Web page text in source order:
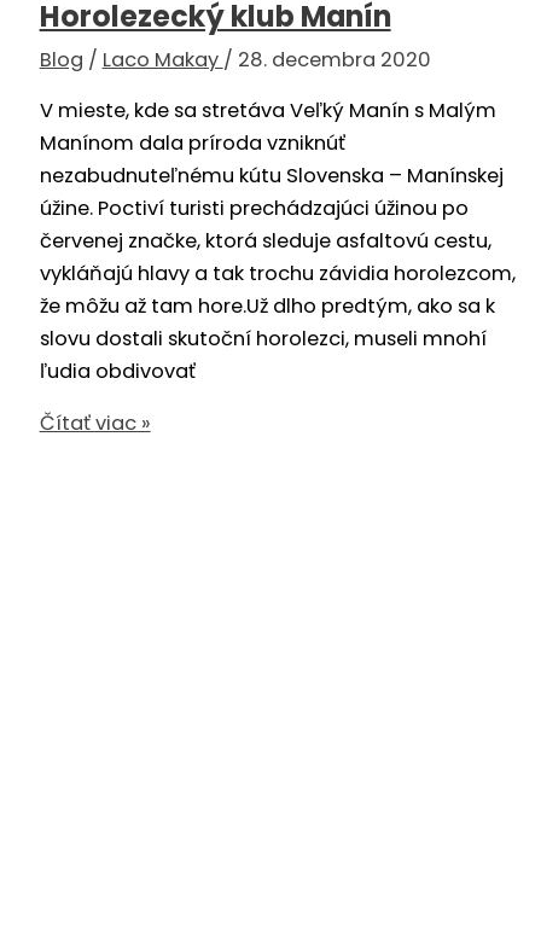
Horolezecký klub Manín
Blog / Laco Makay / 28. decembra 2020
V mieste, kde sa stretáva Veľký Manín s Malým
Manínom dala príroda vzniknúť
nezabudnuteľnému kútu Slovenska – Manínskej
úžine. Poctiví turisti prechádzajúci úžinou po
červenej značke, ktorá sleduje asfaltovú cestu,
vykláňajú hlavy a tak trochu závidia horolezcom,
že môžu až tam hore.Už dlho predtým, ako sa k
slovu dostali skutoční horolezci, museli mnohí
ľudia obdivovať
Horolezecký
Čítať viac »